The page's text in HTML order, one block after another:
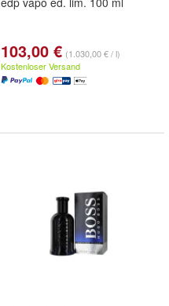
103,00 € (1.030,00 € / l)
Kostenloser Versand